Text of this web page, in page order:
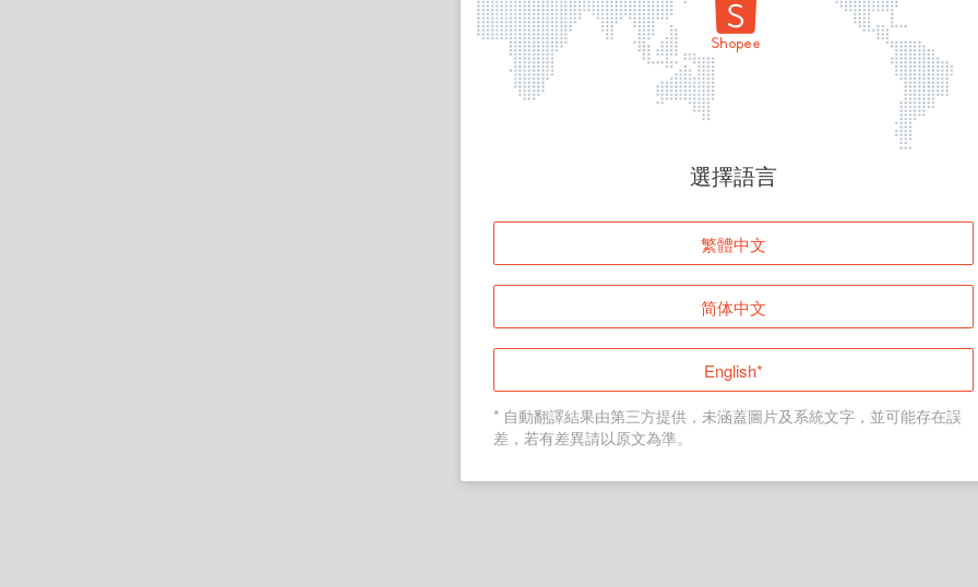
頁面無法顯示
登入
返回首頁
選擇語言
繁體中文
简体中文
English*
* 自動翻譯結果由第三方提供，未涵蓋圖片及系統文字，並可能存在誤
差，若有差異請以原文為準。